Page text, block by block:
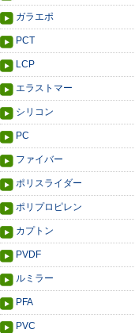
ガラエポ
PCT
LCP
エラストマー
シリコン
PC
ファイバー
ポリスライダー
ポリプロピレン
カプトン
PVDF
ルミラー
PFA
PVC